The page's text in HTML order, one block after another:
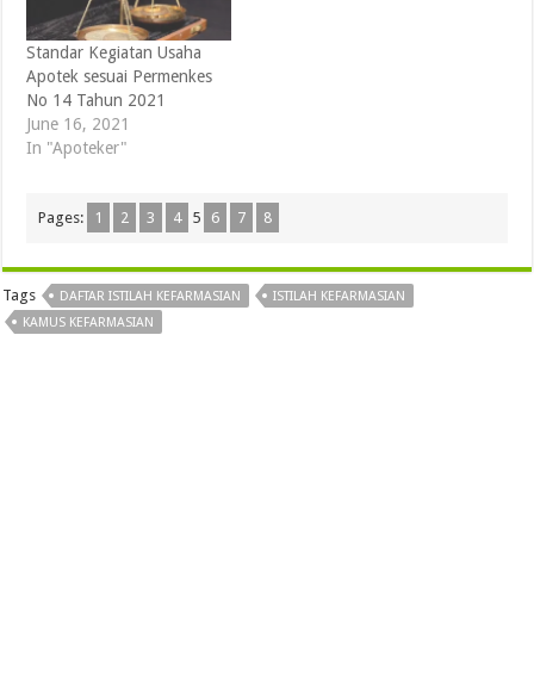
Standar Kegiatan Usaha
Apotek sesuai Permenkes
No 14 Tahun 2021
June 16, 2021
In "Apoteker"
Pages: 1 2 3 4 5 6 7 8
Tags DAFTAR ISTILAH KEFARMASIAN
ISTILAH KEFARMASIAN
KAMUS KEFARMASIAN